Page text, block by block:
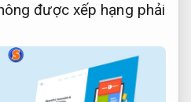
được xếp hạng phải